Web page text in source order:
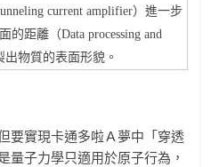
current amplifier）進一步
距離（Data processing and
出物質的表面形貌。
要實現卡通多啦Ａ夢中「穿透
量子力學只適用於原子行為，